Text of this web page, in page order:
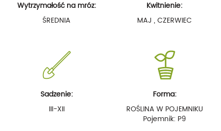
Wytrzymałość na mróz:
ŚREDNIA
Kwitnienie:
MAJ , CZERWIEC
Sadzenie:
III-XII
Forma:
ROŚLINA W POJEMNIKU
Pojemnik: P9